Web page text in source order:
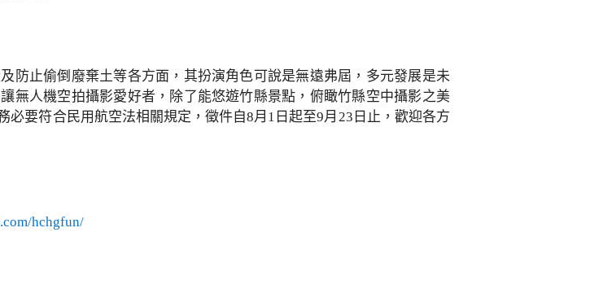
防止偷倒廢棄土等各方面，其扮演角色可說是無遠弗屆，多元發展是未
無人機空拍攝影愛好者，除了能悠遊竹縣景點，俯瞰竹縣空中攝影之美
要符合民用航空法相關規定，徵件自8月1日起至9月23日止，歡迎各方
hchgfun/